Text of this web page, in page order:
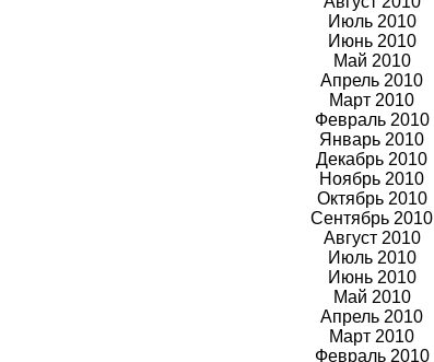
Июль 2010
Июнь 2010
Май 2010
Апрель 2010
Март 2010
Февраль 2010
Январь 2010
Декабрь 2010
Ноябрь 2010
Октябрь 2010
Сентябрь 2010
Август 2010
Июль 2010
Июнь 2010
Май 2010
Апрель 2010
Март 2010
Февраль 2010